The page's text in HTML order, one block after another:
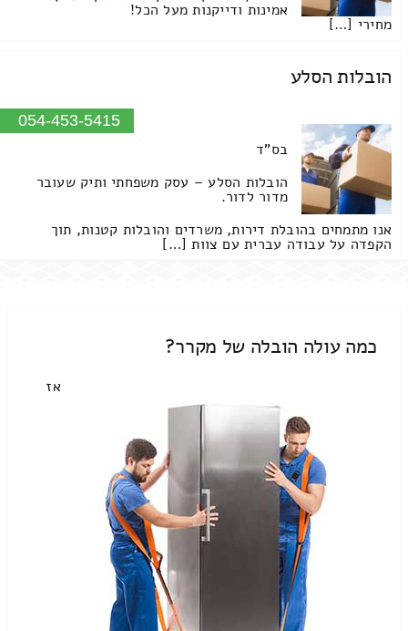
אמינות ודייקנות מעל הכל!
מחירי […]
הובלות הסלע
054-453-5415
בס"ד
הובלות הסלע – עסק משפחתי ותיק שעובר
מדור לדור.
אנו מתמחים בהובלת דירות, משרדים והובלות קטנות, תוך
הקפדה על עבודה עברית עם צוות […]
כמה עולה הובלה של מקרר?
אז